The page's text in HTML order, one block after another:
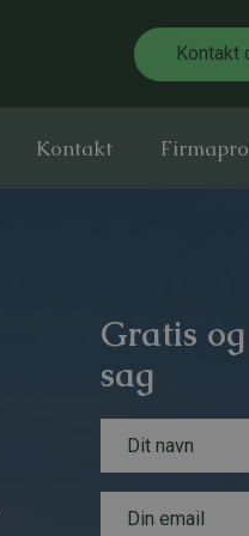
Kontakt
Kontakt
Gratis
sag
s
v